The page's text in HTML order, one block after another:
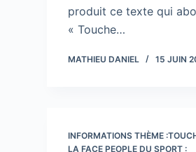
produit ce texte qui
« Touche…
MATHIEU DANIEL 15 JUIN
INFORMATIONS THÈME
LA FACE PEOPLE DU SPORT :